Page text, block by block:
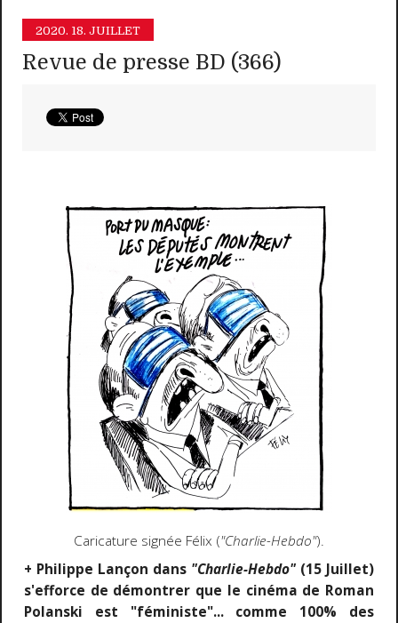
2020. 18. JUILLET
Revue de presse BD (366)
Caricature signée Félix ("Charlie-Hebdo").
+ Philippe Lançon dans "Charlie-Hebdo" (15 Juillet)
s'efforce de démontrer que le cinéma de Roman
Polanski est "féministe"... comme 100% des